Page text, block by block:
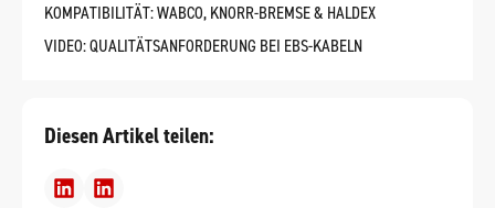
KOMPATIBILITÄT: WABCO, KNORR-BREMSE & HALDEX
VIDEO: QUALITÄTSANFORDERUNG BEI EBS-KABELN
Diesen Artikel teilen: